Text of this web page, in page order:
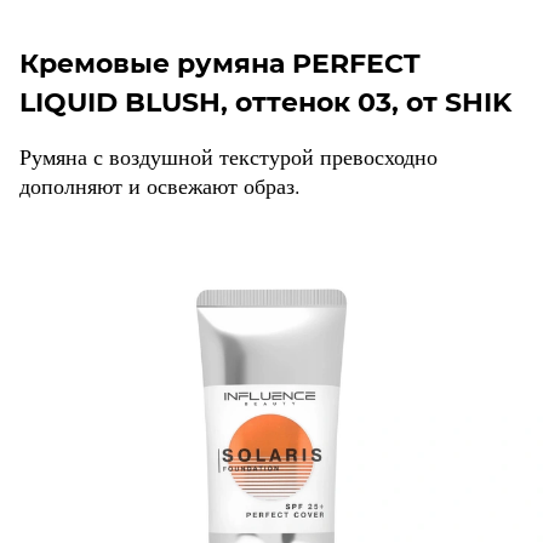
Кремовые румяна PERFECT
LIQUID BLUSH, оттенок 03, от SHIK
Румяна с воздушной текстурой превосходно
дополняют и освежают образ.